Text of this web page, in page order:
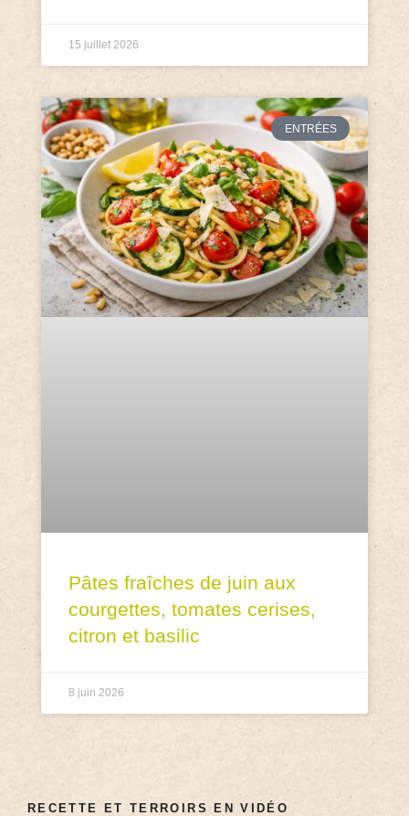
15 juillet 2026
ENTRÉES
Pâtes fraîches de juin aux
courgettes, tomates cerises,
citron et basilic
8 juin 2026
RECETTE ET TERROIRS EN VIDÉO